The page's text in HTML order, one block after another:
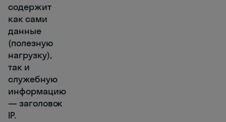
содержит
как сами
данные
(полезную
нагрузку),
так и
служебную
информацию
— заголовок
IP.